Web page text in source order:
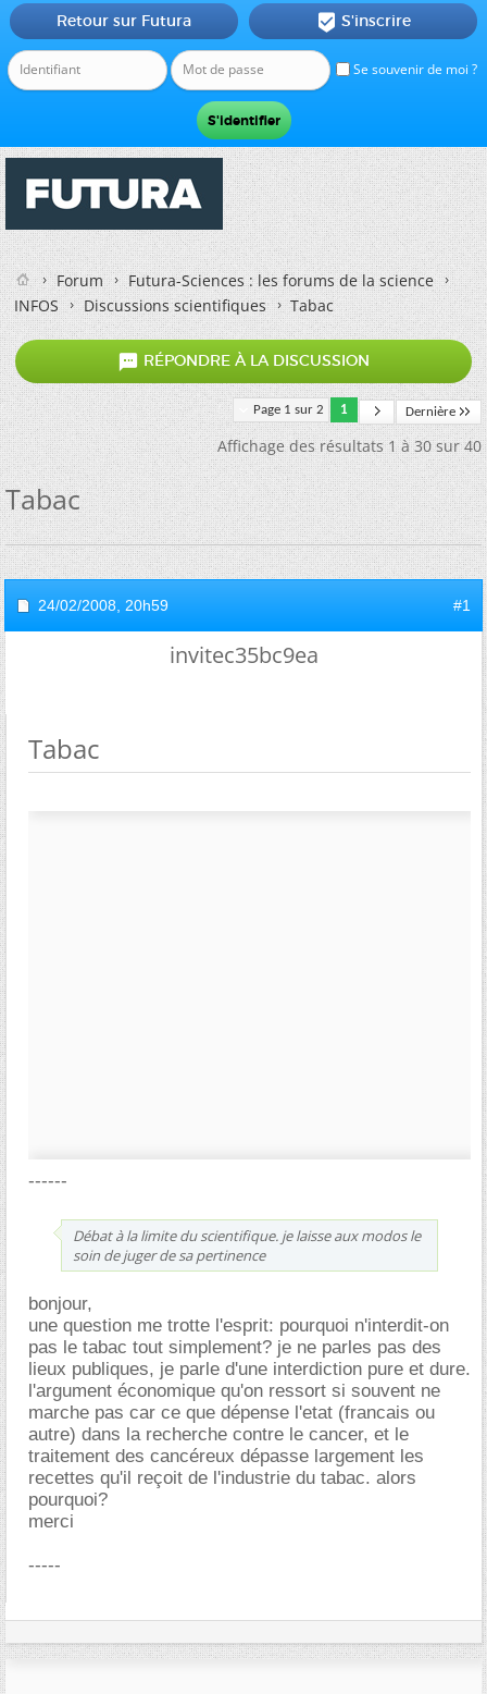
Se souvenir de moi ?
Retour sur Futura  S'inscrire
Forum
Futura-Sciences : les forums de la science
INFOS
Discussions scientifiques Tabac
 RÉPONDRE À LA DISCUSSION
Page 1 sur 2 1 Dernière
Affichage des résultats 1 à 30 sur 40
Tabac
24/02/2008, 20h59 #1
invitec35bc9ea
Tabac
------
Débat à la limite du scientifique. je laisse aux modos le
soin de juger de sa pertinence
bonjour,
une question me trotte l'esprit: pourquoi n'interdit-on
pas le tabac tout simplement? je ne parles pas des
lieux publiques, je parle d'une interdiction pure et dure.
l'argument économique qu'on ressort si souvent ne
marche pas car ce que dépense l'etat (francais ou
autre) dans la recherche contre le cancer, et le
traitement des cancéreux dépasse largement les
recettes qu'il reçoit de l'industrie du tabac. alors
pourquoi?
merci
-----